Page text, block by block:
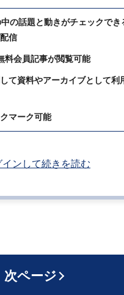
の話題と動きがチェックでき
信
料会員記事が閲覧可能
て資料やアーカイブとして利
マーク可能
インして続きを読む
次ページ